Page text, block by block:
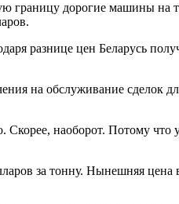
границу дорогие машины
разнице цен Беларусь
на обслуживание сделок
наоборот. Потому что
за тонну. Нынешняя